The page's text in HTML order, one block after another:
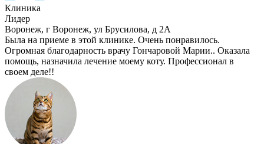
Клиника
Лидер
Воронеж, г Воронеж, ул Брусилова, д 2А
Была на приеме в этой клинике. Очень понравилось.
Огромная благодарность врачу Гончаровой Марии.. Оказала
помощь, назначила лечение моему коту. Профессионал в
своем деле!!